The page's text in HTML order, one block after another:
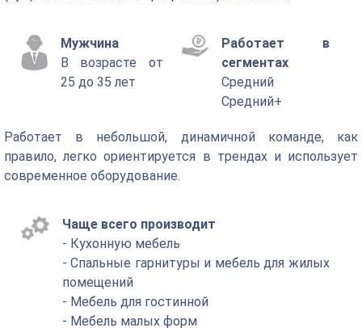
Мужчина
В возрасте от
25 до 35 лет
Работает в
сегментах
Средний
Средний+
Работает в небольшой, динамичной команде, как
правило, легко ориентируется в трендах и использует
современное оборудование.
Чаще всего производит
- Кухонную мебель
- Спальные гарнитуры и мебель для жилых
помещений
- Мебель для гостинной
- Мебель малых форм